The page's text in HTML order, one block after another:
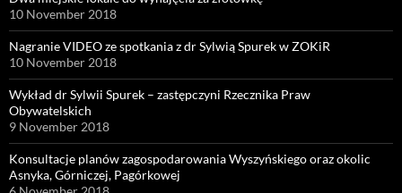
10 November 2018
Nagranie VIDEO ze spotkania z dr Sylwią Spurek w ZOKiR
10 November 2018
Wykład dr Sylwii Spurek – zastępczyni Rzecznika Praw
Obywatelskich
9 November 2018
Konsultacje planów zagospodarowania Wyszyńskiego oraz okolic
Asnyka, Górniczej, Pagórkowej